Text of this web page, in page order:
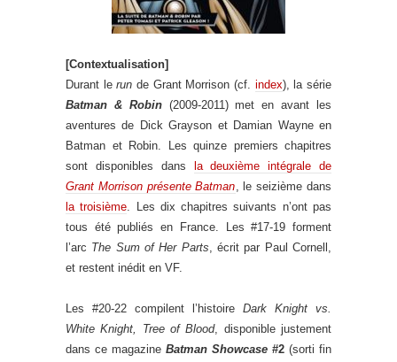
[Contextualisation]
Durant lerun de Grant Morrison (cf. index), la série
Batman & Robin(2009-2011) met en avant les
aventures de Dick Grayson et Damian Wayne en
Batman et Robin. Les quinze premiers chapitres
sont disponibles dans
la deuxième intégrale de
Grant Morrison présente Batman, le seizième dans
la troisième. Les dix chapitres suivants n’ont pas
tous été publiés en France. Les #17-19 forment
l’arc The Sum of Her Parts, écrit par Paul Cornell,
et restent inédit en VF.
Les #20-22 compilent l’histoire Dark Knight vs.
White Knight, Tree of Blood, disponible justement
dans ce magazine Batman Showcase #2 (sorti fin